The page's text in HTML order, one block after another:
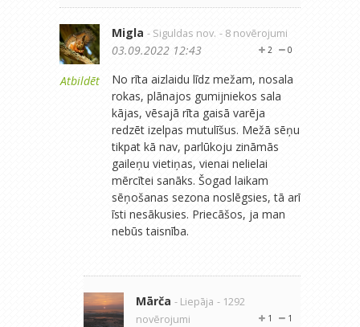
Atbildēt
Migla - Siguldas nov. - 8 novērojumi
0
2
03.09.2022 12:43
No rīta aizlaidu līdz mežam, nosala
rokas, plānajos gumijniekos sala
kājas, vēsajā rīta gaisā varēja
redzēt izelpas mutulīšus. Mežā sēņu
tikpat kā nav, parlūkoju zināmās
gaileņu vietiņas, vienai nelielai
mērcītei sanāks. Šogad laikam
sēņošanas sezona noslēgsies, tā arī
īsti nesākusies. Priecāšos, ja man
nebūs taisnība.
Mārča - Liepāja - 1292
novērojumi
1
1